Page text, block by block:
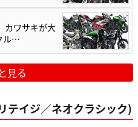
カワサキが大
ル…
見る
テイジ／ネオクラシック)